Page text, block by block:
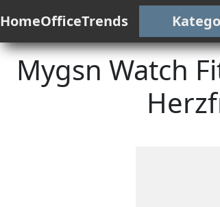
HomeOfficeTrends
Mygsn Watch